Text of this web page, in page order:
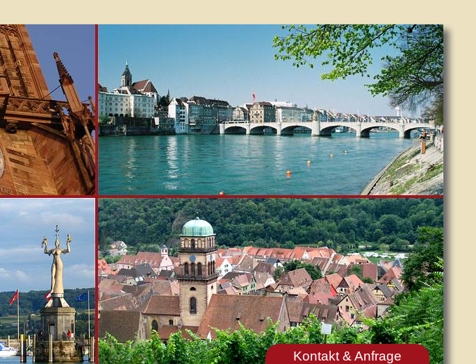
Kontakt & Anfrage